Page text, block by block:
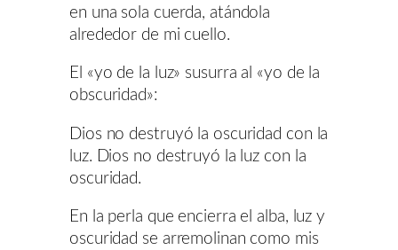
en una sola cuerda, atándola
alrededor de mi cuello.
El «yo de la luz» susurra al «yo de la
obscuridad»:
Dios no destruyó la oscuridad con la
luz. Dios no destruyó la luz con la
oscuridad.
En la perla que encierra el alba, luz y
oscuridad se arremolinan como mis